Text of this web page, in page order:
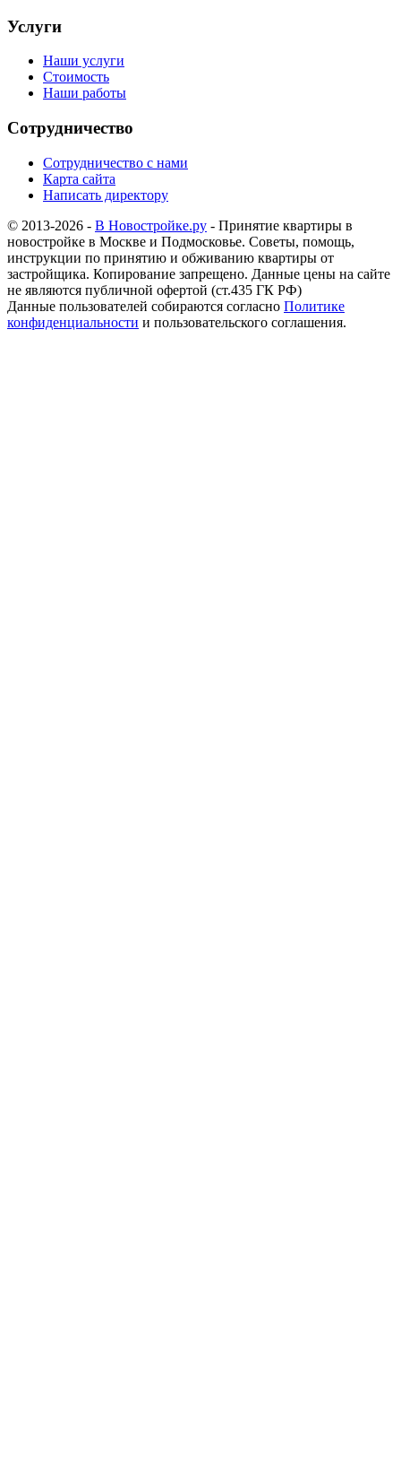
Услуги
Наши услуги
Стоимость
Наши работы
Сотрудничество
Сотрудничество с нами
Карта сайта
Написать директору
© 2013-2026 - В Новостройке.ру - Принятие квартиры в
новостройке в Москве и Подмосковье. Советы, помощь,
инструкции по принятию и обживанию квартиры от
застройщика. Копирование запрещено. Данные цены на сайте
не являются публичной офертой (ст.435 ГК РФ)
Данные пользователей собираются согласно Политике
конфиденциальности и пользовательского соглашения.